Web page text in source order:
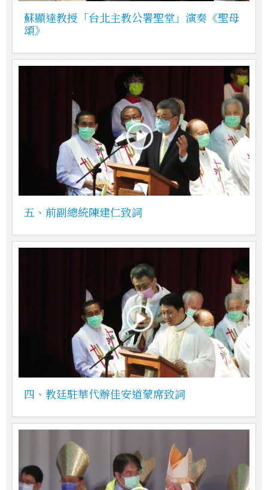
蘇顯達教授「台北主教公署聖堂」演奏《聖母
頌》
五、前副總統陳建仁致詞
四、教廷駐華代辦佳安道蒙席致詞